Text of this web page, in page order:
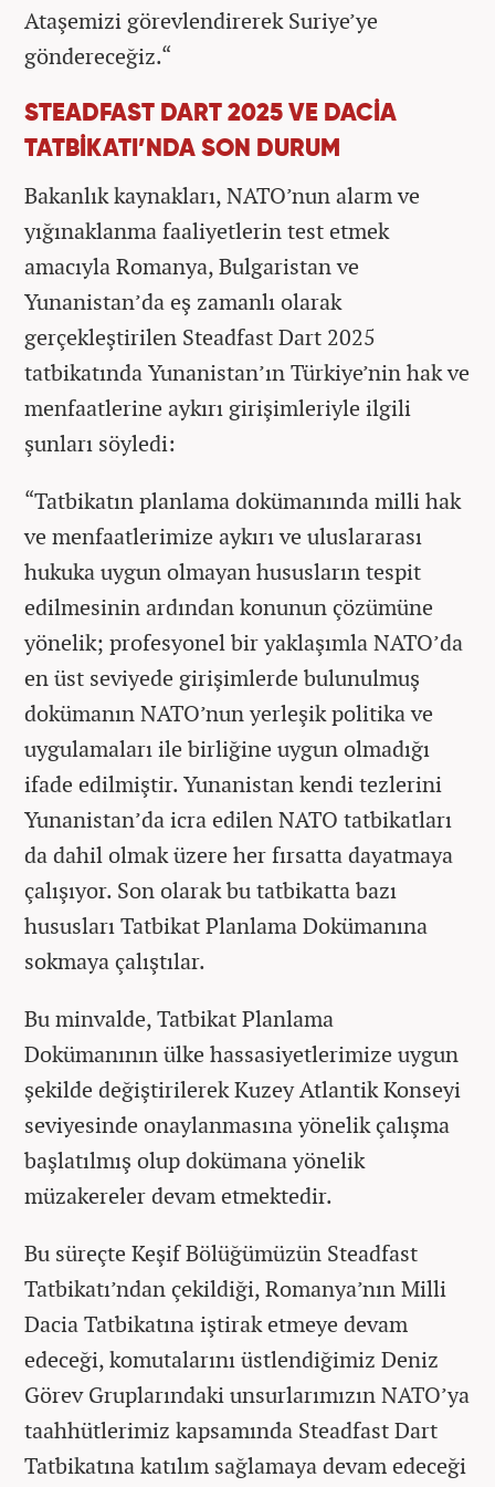
Ataşemizi görevlendirerek Suriye’ye
göndereceğiz.“
STEADFAST DART 2025 VE DACİA
TATBİKATI’NDA SON DURUM
Bakanlık kaynakları, NATO’nun alarm ve
yığınaklanma faaliyetlerin test etmek
amacıyla Romanya, Bulgaristan ve
Yunanistan’da eş zamanlı olarak
gerçekleştirilen Steadfast Dart 2025
tatbikatında Yunanistan’ın Türkiye’nin hak ve
menfaatlerine aykırı girişimleriyle ilgili
şunları söyledi:
“Tatbikatın planlama dokümanında milli hak
ve menfaatlerimize aykırı ve uluslararası
hukuka uygun olmayan hususların tespit
edilmesinin ardından konunun çözümüne
yönelik; profesyonel bir yaklaşımla NATO’da
en üst seviyede girişimlerde bulunulmuş
dokümanın NATO’nun yerleşik politika ve
uygulamaları ile birliğine uygun olmadığı
ifade edilmiştir. Yunanistan kendi tezlerini
Yunanistan’da icra edilen NATO tatbikatları
da dahil olmak üzere her fırsatta dayatmaya
çalışıyor. Son olarak bu tatbikatta bazı
hususları Tatbikat Planlama Dokümanına
sokmaya çalıştılar.
Bu minvalde, Tatbikat Planlama
Dokümanının ülke hassasiyetlerimize uygun
şekilde değiştirilerek Kuzey Atlantik Konseyi
seviyesinde onaylanmasına yönelik çalışma
başlatılmış olup dokümana yönelik
müzakereler devam etmektedir.
Bu süreçte Keşif Bölüğümüzün Steadfast
Tatbikatı’ndan çekildiği, Romanya’nın Milli
Dacia Tatbikatına iştirak etmeye devam
edeceği, komutalarını üstlendiğimiz Deniz
Görev Gruplarındaki unsurlarımızın NATO’ya
taahhütlerimiz kapsamında Steadfast Dart
Tatbikatına katılım sağlamaya devam edeceği